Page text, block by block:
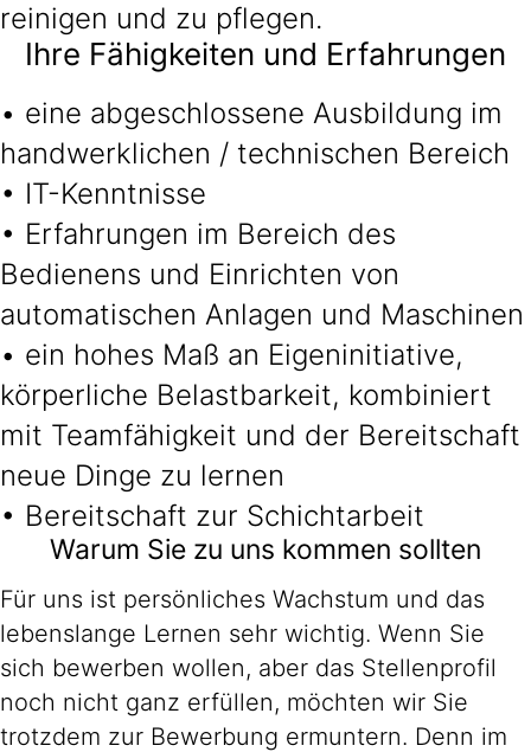
reinigen und zu pflegen.
Ihre Fähigkeiten und Erfahrungen
• eine abgeschlossene Ausbildung im
handwerklichen / technischen Bereich
• IT-Kenntnisse
• Erfahrungen im Bereich des
Bedienens und Einrichten von
automatischen Anlagen und Maschinen
• ein hohes Maß an Eigeninitiative,
körperliche Belastbarkeit, kombiniert
mit Teamfähigkeit und der Bereitschaft
neue Dinge zu lernen
• Bereitschaft zur Schichtarbeit
Warum Sie zu uns kommen sollten
Für uns ist persönliches Wachstum und das
lebenslange Lernen sehr wichtig. Wenn Sie
sich bewerben wollen, aber das Stellenprofil
noch nicht ganz erfüllen, möchten wir Sie
trotzdem zur Bewerbung ermuntern. Denn im